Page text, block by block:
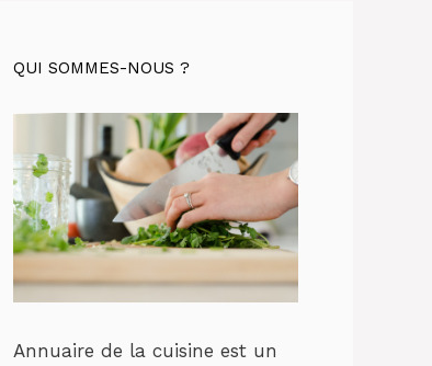
QUI SOMMES-NOUS ?
Annuaire de la cuisine est un